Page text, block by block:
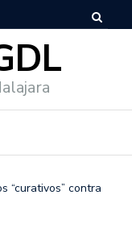
“curativos” contra